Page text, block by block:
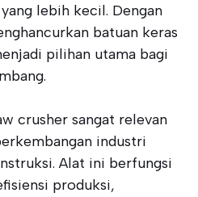
lebih kecil. Dengan
batuan keras
pilihan utama bagi
crusher sangat relevan
industri
Alat ini berfungsi
produksi,